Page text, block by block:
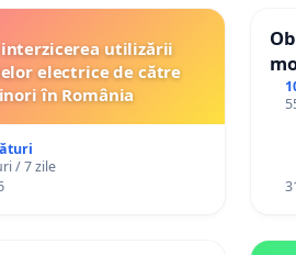
interzicerea utilizării
electrice de către
în România
/ 7 zile